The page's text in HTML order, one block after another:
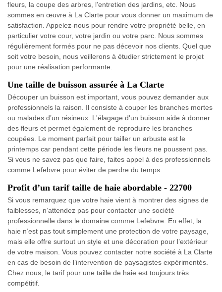
fleurs, la coupe des arbres, l'entretien des jardins, etc. Nous
sommes en œuvre à La Clarte pour vous donner un maximum de
satisfaction. Appelez-nous pour rendre votre propriété belle, en
particulier votre cour, votre jardin ou votre parc. Nous sommes
régulièrement formés pour ne pas décevoir nos clients. Quel que
soit votre besoin, nous veillerons à étudier strictement le projet
pour une réalisation performante.
Une taille de buisson assurée à La Clarte
Découper un buisson est important, vous pouvez demander aux
professionnels la raison. Il consiste à couper les branches mortes
ou malades d’un résineux. L'élagage d'un buisson aide à donner
des fleurs et permet également de reproduire les branches
coupées. Le moment parfait pour tailler un arbuste est le
printemps car pendant cette période les fleurs ne poussent pas.
Si vous ne savez pas que faire, faites appel à des professionnels
comme Lefebvre pour éviter de perdre du temps.
Profit d’un tarif taille de haie abordable - 22700
Si vous remarquez que votre haie vient à montrer des signes de
faiblesses, n’attendez pas pour contacter une société
professionnelle dans le domaine comme Lefebvre. En effet, la
haie n’est pas tout simplement une protection de votre paysage,
mais elle offre surtout un style et une décoration pour l’extérieur
de votre maison. Vous pouvez contacter notre société à La Clarte
en cas de besoin de l’intervention de paysagistes expérimentés.
Chez nous, le tarif pour une taille de haie est toujours très
compétitif.